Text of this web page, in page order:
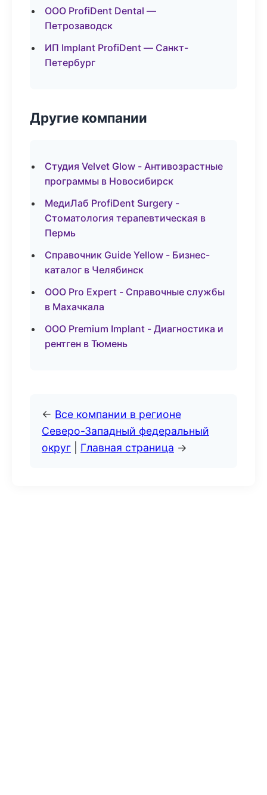
ООО ProfiDent Dental —
Петрозаводск
ИП Implant ProfiDent — Санкт-
Петербург
Другие компании
Студия Velvet Glow - Антивозрастные
программы в Новосибирск
МедиЛаб ProfiDent Surgery -
Стоматология терапевтическая в
Пермь
Справочник Guide Yellow - Бизнес-
каталог в Челябинск
ООО Pro Expert - Справочные службы
в Махачкала
ООО Premium Implant - Диагностика и
рентген в Тюмень
← Все компании в регионе
Северо-Западный федеральный
округ
Главная страница →